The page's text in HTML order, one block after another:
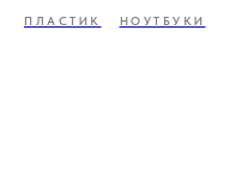
ПЛАСТИК НОУТБУКИ